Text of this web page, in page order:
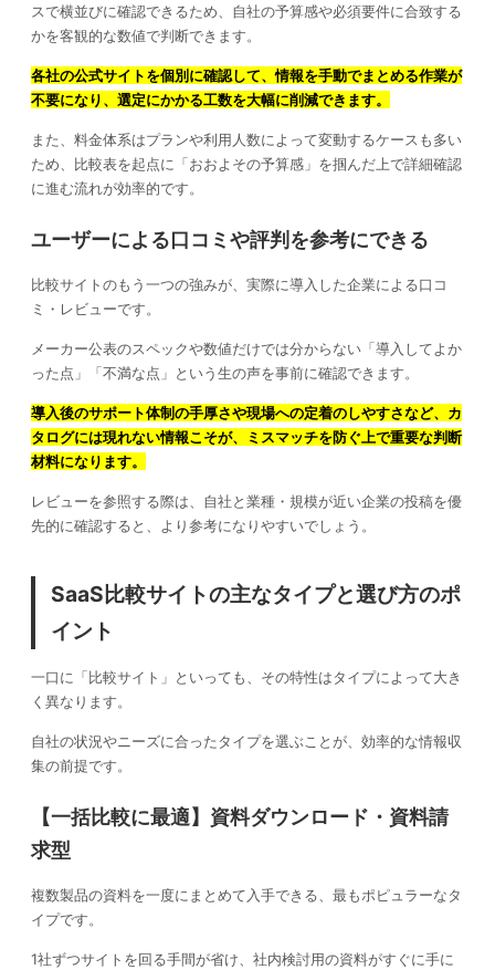
スで横並びに確認できるため、自社の予算感や必須要件に合致する
かを客観的な数値で判断できます。
各社の公式サイトを個別に確認して、情報を手動でまとめる作業が
不要になり、選定にかかる工数を大幅に削減できます。
また、料金体系はプランや利用人数によって変動するケースも多い
ため、比較表を起点に「おおよその予算感」を掴んだ上で詳細確認
に進む流れが効率的です。
ユーザーによる口コミや評判を参考にできる
比較サイトのもう一つの強みが、実際に導入した企業による口コ
ミ・レビューです。
メーカー公表のスペックや数値だけでは分からない「導入してよか
った点」「不満な点」という生の声を事前に確認できます。
導入後のサポート体制の手厚さや現場への定着のしやすさなど、カ
タログには現れない情報こそが、ミスマッチを防ぐ上で重要な判断
材料になります。
レビューを参照する際は、自社と業種・規模が近い企業の投稿を優
先的に確認すると、より参考になりやすいでしょう。
SaaS比較サイトの主なタイプと選び方のポ
イント
一口に「比較サイト」といっても、その特性はタイプによって大き
く異なります。
自社の状況やニーズに合ったタイプを選ぶことが、効率的な情報収
集の前提です。
【一括比較に最適】資料ダウンロード・資料請
求型
複数製品の資料を一度にまとめて入手できる、最もポピュラーなタ
イプです。
1社ずつサイトを回る手間が省け、社内検討用の資料がすぐに手に